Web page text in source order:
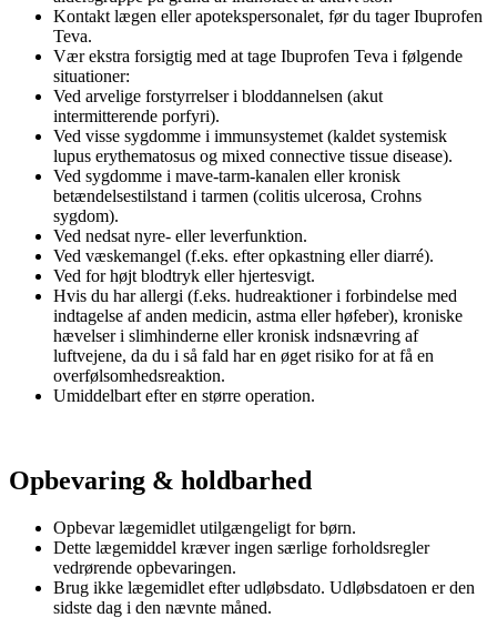
Kontakt lægen eller apotekspersonalet, før du tager Ibuprofen
Teva.
Vær ekstra forsigtig med at tage Ibuprofen Teva i følgende
situationer:
Ved arvelige forstyrrelser i bloddannelsen (akut
intermitterende porfyri).
Ved visse sygdomme i immunsystemet (kaldet systemisk
lupus erythematosus og mixed connective tissue disease).
Ved sygdomme i mave-tarm-kanalen eller kronisk
betændelsestilstand i tarmen (colitis ulcerosa, Crohns
sygdom).
Ved nedsat nyre- eller leverfunktion.
Ved væskemangel (f.eks. efter opkastning eller diarré).
Ved for højt blodtryk eller hjertesvigt.
Hvis du har allergi (f.eks. hudreaktioner i forbindelse med
indtagelse af anden medicin, astma eller høfeber), kroniske
hævelser i slimhinderne eller kronisk indsnævring af
luftvejene, da du i så fald har en øget risiko for at få en
overfølsomhedsreaktion.
Umiddelbart efter en større operation.
Opbevaring & holdbarhed
Opbevar lægemidlet utilgængeligt for børn.
Dette lægemiddel kræver ingen særlige forholdsregler
vedrørende opbevaringen.
Brug ikke lægemidlet efter udløbsdato. Udløbsdatoen er den
sidste dag i den nævnte måned.